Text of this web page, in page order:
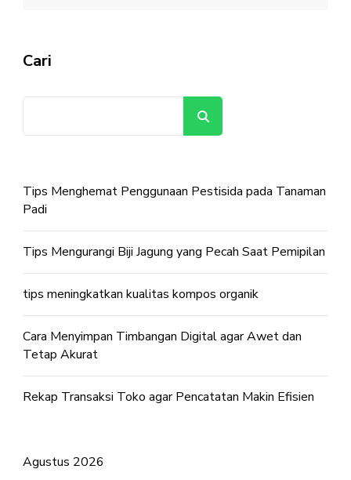
Cari
Tips Menghemat Penggunaan Pestisida pada Tanaman
Padi
Tips Mengurangi Biji Jagung yang Pecah Saat Pemipilan
tips meningkatkan kualitas kompos organik
Cara Menyimpan Timbangan Digital agar Awet dan
Tetap Akurat
Rekap Transaksi Toko agar Pencatatan Makin Efisien
Agustus 2026